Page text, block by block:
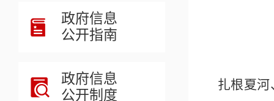
政府信息
公开指南
政府信息
公开制度
扎根夏